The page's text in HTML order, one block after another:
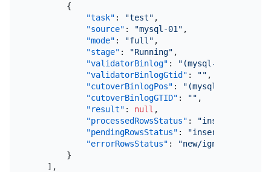
{
"task" : "test" ,
"source" : "mysql-01" ,
"mode" : "full" ,
"stage" : "Running" ,
"validatorBinlog" :
"(mysql-
"validatorBinlogGtid" : "" ,
"cutoverBinlogPos" :
"(mysql-
"cutoverBinlogGTID" : "" ,
"result" : null ,
"processedRowsStatus" :
"insert/
"pendingRowsStatus" :
"insert/update/
"errorRowsStatus" :
"new/ignored/
}
] ,